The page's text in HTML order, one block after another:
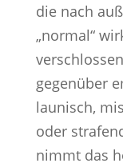
die nach
„normal“
gegenüber
launisch,
oder
nimmt das